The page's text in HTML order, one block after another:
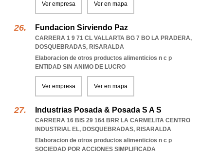
Ver empresa Ver en mapa
Fundacion Sirviendo Paz
CARRERA 1 9 71 CL VALLARTA BG 7 BO LA PRADERA,
DOSQUEBRADAS, RISARALDA
Elaboracion de otros productos alimenticios n c p
ENTIDAD SIN ANIMO DE LUCRO
Ver empresa Ver en mapa
Industrias Posada & Posada S A S
CARRERA 16 BIS 29 164 BRR LA CARMELITA CENTRO
INDUSTRIAL EL, DOSQUEBRADAS, RISARALDA
Elaboracion de otros productos alimenticios n c p
SOCIEDAD POR ACCIONES SIMPLIFICADA